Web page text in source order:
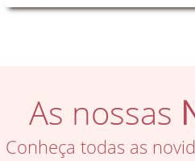
As nossas
Conheça todas as